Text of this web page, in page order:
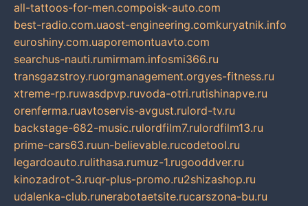
all-tattoos-for-men.compoisk-auto.com
best-radio.com.uaost-engineering.comkuryatnik.info
euroshiny.com.uaporemontuavto.com
searchus-nauti.rumirmam.infosmi366.ru
transgazstroy.ruorgmanagement.orgyes-fitness.ru
xtreme-rp.ruwasdpvp.ruvoda-otri.rutishinapve.ru
orenferma.ruavtoservis-avgust.rulord-tv.ru
backstage-682-music.rulordfilm7.rulordfilm13.ru
prime-cars63.ruun-believable.rucodetool.ru
legardoauto.rulithasa.rumuz-1.rugooddver.ru
kinozadrot-3.ruqr-plus-promo.ru2shizashop.ru
udalenka-club.runerabotaetsite.rucarszona-bu.ru